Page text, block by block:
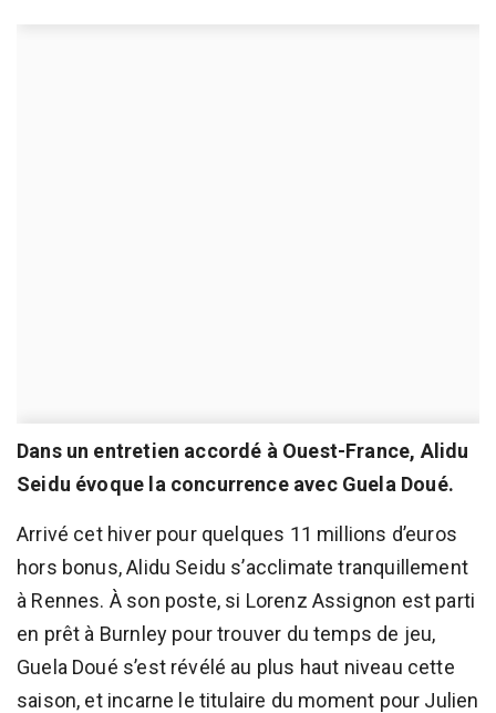
Dans un entretien accordé à Ouest-France, Alidu
Seidu évoque la concurrence avec Guela Doué.
Arrivé cet hiver pour quelques 11 millions d’euros
hors bonus, Alidu Seidu s’acclimate tranquillement
à Rennes. À son poste, si Lorenz Assignon est parti
en prêt à Burnley pour trouver du temps de jeu,
Guela Doué s’est révélé au plus haut niveau cette
saison, et incarne le titulaire du moment pour Julien